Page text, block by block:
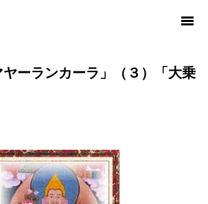
ーランカーラ」（３）「大乗